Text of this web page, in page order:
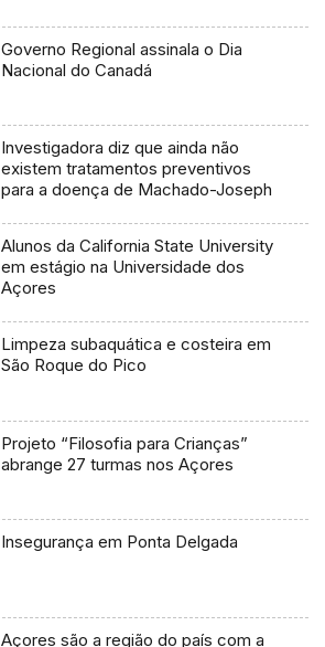
Governo Regional assinala o Dia
Nacional do Canadá
Investigadora diz que ainda não
existem tratamentos preventivos
para a doença de Machado-Joseph
Alunos da California State University
em estágio na Universidade dos
Açores
Limpeza subaquática e costeira em
São Roque do Pico
Projeto “Filosofia para Crianças”
abrange 27 turmas nos Açores
Insegurança em Ponta Delgada
Açores são a região do país com a